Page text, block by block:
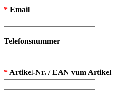
* Email
Telefonsnummer
* Artikel-Nr. / EAN vum Artikel